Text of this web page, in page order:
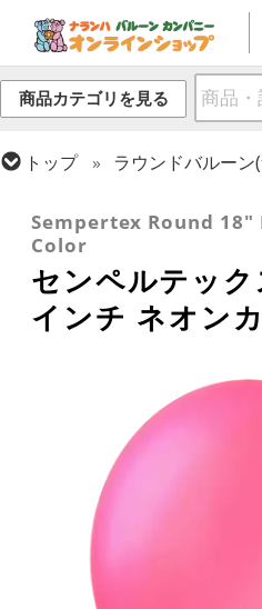
商品カテゴリを見る
トップ ラウンドバルーン
Sempertex Round 18"
Color
センペルテッ
インチ ネオン